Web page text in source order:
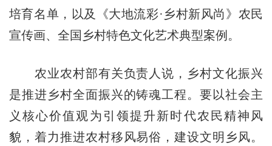
培育名单，以及《大地流彩·乡村新风尚》农民
宣传画、全国乡村特色文化艺术典型案例。
农业农村部有关负责人说，乡村文化振兴
是推进乡村全面振兴的铸魂工程。要以社会主
义核心价值观为引领提升新时代农民精神风
貌，着力推进农村移风易俗，建设文明乡风。